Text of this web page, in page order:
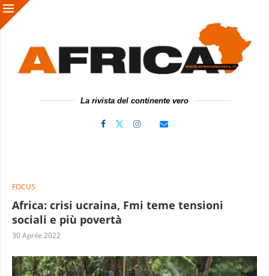
La rivista del continente vero
FOCUS
Africa: crisi ucraina, Fmi teme tensioni
sociali e più povertà
30 Aprile 2022